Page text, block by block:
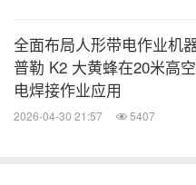
2.强负载 + 长续航：支
开普勒K2大黄蜂 30 公斤
汽车轮毂搬运、重型金属
全面布局人形带电作业机
普勒 K2 大黄蜂在20米高
电焊接作业应用
2026-04-30 21:57 5407